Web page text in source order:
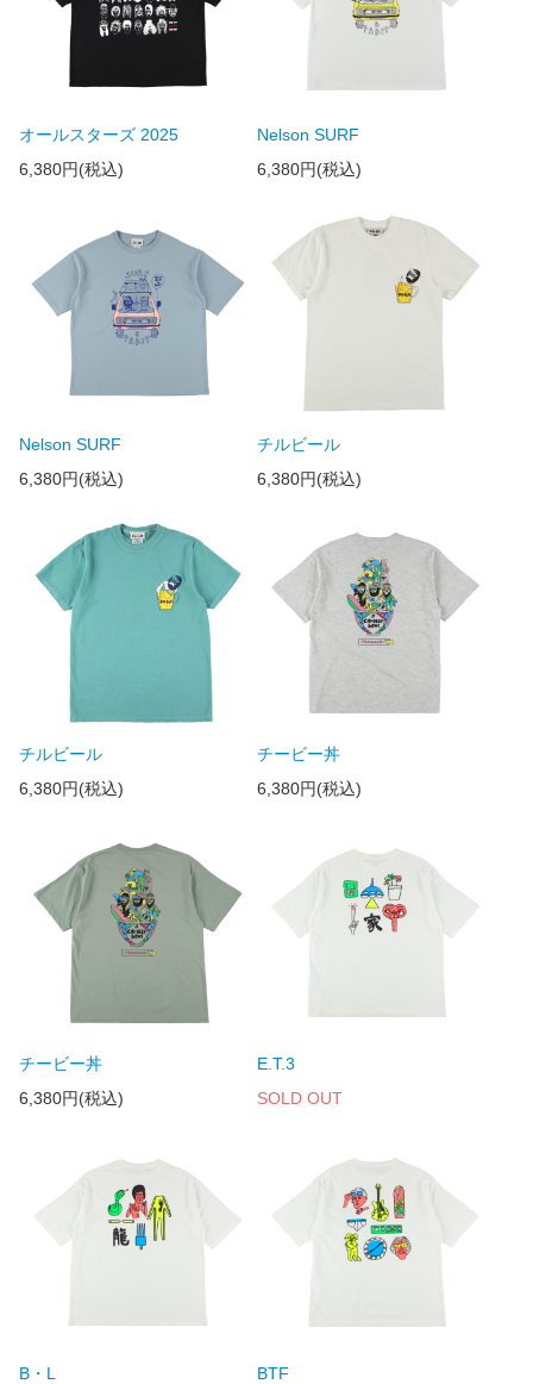
オールスターズ 2025
6,380円(税込)
Nelson SURF
6,380円(税込)
Nelson SURF
6,380円(税込)
チルビール
6,380円(税込)
チルビール
6,380円(税込)
チービー丼
6,380円(税込)
チービー丼
6,380円(税込)
E.T.3
SOLD OUT
B・L BTF